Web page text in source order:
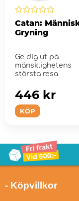
Catan:
Gryning
Ge dig ut på
mänsklighetens
största resa
KÖP
446 kr
- Köpvillkor